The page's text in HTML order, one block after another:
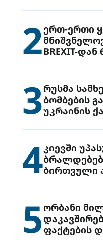
2ერთ-ერთი
BREXIT-
3რუსმა
ბომბების
უკრაინის
4კიევში
ბირთვული
5ორბანი
ფაქტების